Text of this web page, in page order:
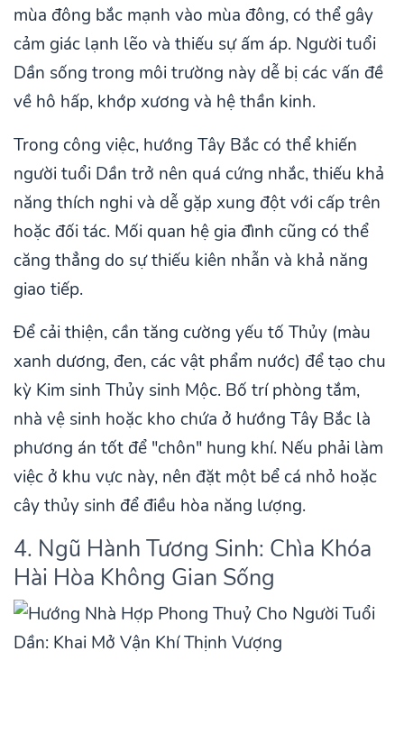
mùa đông bắc mạnh vào mùa đông, có thể gây
cảm giác lạnh lẽo và thiếu sự ấm áp. Người tuổi
Dần sống trong môi trường này dễ bị các vấn đề
về hô hấp, khớp xương và hệ thần kinh.
Trong công việc, hướng Tây Bắc có thể khiến
người tuổi Dần trở nên quá cứng nhắc, thiếu khả
năng thích nghi và dễ gặp xung đột với cấp trên
hoặc đối tác. Mối quan hệ gia đình cũng có thể
căng thẳng do sự thiếu kiên nhẫn và khả năng
giao tiếp.
Để cải thiện, cần tăng cường yếu tố Thủy (màu
xanh dương, đen, các vật phẩm nước) để tạo chu
kỳ Kim sinh Thủy sinh Mộc. Bố trí phòng tắm,
nhà vệ sinh hoặc kho chứa ở hướng Tây Bắc là
phương án tốt để "chôn" hung khí. Nếu phải làm
việc ở khu vực này, nên đặt một bể cá nhỏ hoặc
cây thủy sinh để điều hòa năng lượng.
4. Ngũ Hành Tương Sinh: Chìa Khóa
Hài Hòa Không Gian Sống